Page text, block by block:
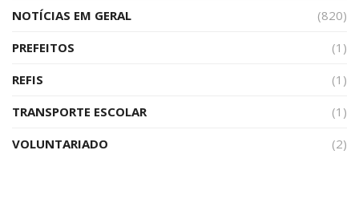
NOTÍCIAS EM GERAL
(820)
PREFEITOS
(1)
REFIS
(1)
TRANSPORTE ESCOLAR
(1)
VOLUNTARIADO
(2)